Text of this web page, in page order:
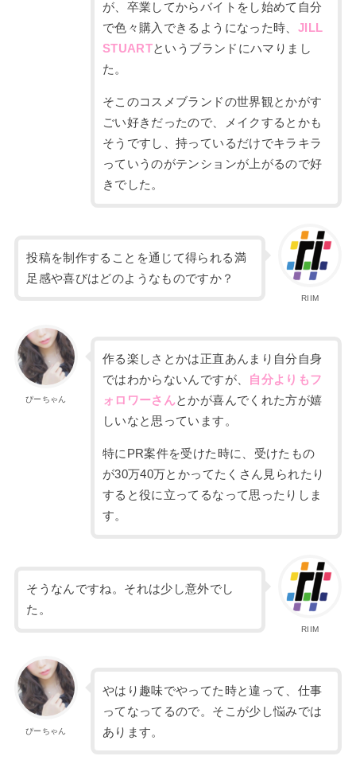
が、卒業してからバイトをし始めて自分
で色々購入できるようになった時、 JILL
STUARTというブランドにハマりまし
た。
そこのコスメブランドの世界観とかがす
ごい好きだったので、メイクするとかも
そうですし、持っているだけでキラキラ
っていうのがテンションが上がるので好
きでした。
RIIM
投稿を制作することを通じて得られる満
足感や喜びはどのようなものですか？
ぴーちゃん
作る楽しさとかは正直あんまり自分自身
ではわからないんですが、
自分よりもフ
ォロワーさんとかが喜んでくれた方が嬉
しいなと思っています。
特にPR案件を受けた時に、 受けたもの
が30万40万とかってたくさん見られたり
すると役に立って るなって思ったりしま
す。
RIIM
そうなんですね。それは少し意外でし
た。
ぴーちゃん
やはり趣味でやってた時と違って、仕事
ってなってるので。そこが少し悩みでは
あります。